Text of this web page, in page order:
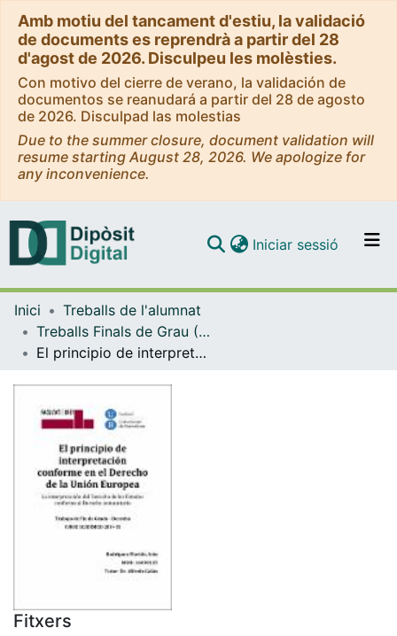
Amb motiu del tancament d'estiu, la validació
de documents es reprendrà a partir del 28
d'agost de 2026. Disculpeu les molèsties.
Con motivo del cierre de verano, la validación de
documentos se reanudará a partir del 28 de agosto
de 2026. Disculpad las molestias
Due to the summer closure, document validation will
resume starting August 28, 2026. We apologize for
any inconvenience.
Navega per tot el DD
Com publicar
Iniciar sessió (current)
Inici
Treballs de l'alumnat
Treballs Finals de Grau (TFG) - Dret
El principio de interpretación conforme en el Derecho de la Unión Europea La interpretación del Derecho de los Estados conforme al Derecho comunitario
Fitxers